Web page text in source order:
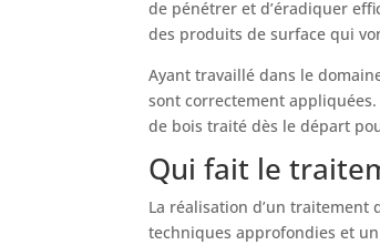
de pénétrer et d’éradiquer
des produits de surface qui
Ayant travaillé dans le
sont correctement
de bois traité dès le départ
Qui fait le
La réalisation d’un traitement
techniques approfondies et